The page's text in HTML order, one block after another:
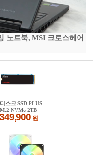
노트북, MSI 크로스헤어